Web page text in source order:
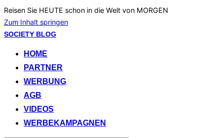
Reisen Sie HEUTE schon in die Welt von MORGEN
Zum Inhalt springen
SOCIETY BLOG
HOME
PARTNER
WERBUNG
AGB
VIDEOS
WERBEKAMPAGNEN